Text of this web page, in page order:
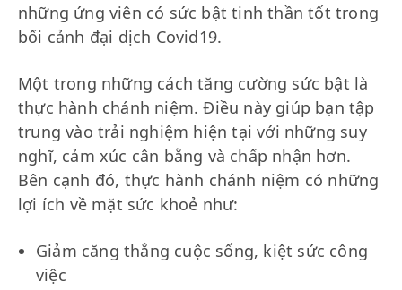
những ứng viên có sức bật tinh thần tốt trong
bối cảnh đại dịch Covid19.
Một trong những cách tăng cường sức bật là
thực hành chánh niệm. Điều này giúp bạn tập
trung vào trải nghiệm hiện tại với những suy
nghĩ, cảm xúc cân bằng và chấp nhận hơn.
Bên cạnh đó, thực hành chánh niệm có những
lợi ích về mặt sức khoẻ như:
Giảm căng thẳng cuộc sống, kiệt sức công
việc